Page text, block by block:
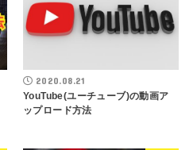
2020.08.21
YouTube(ユーチューブ)の動画ア
ップロード方法